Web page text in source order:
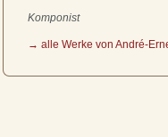
Komponist
→ alle Werke von André-